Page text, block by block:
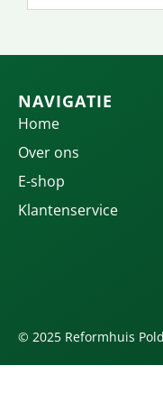
NAVIGATIE
Home
Over ons
E-shop
Klantenservice
© 2025 Reformhuis